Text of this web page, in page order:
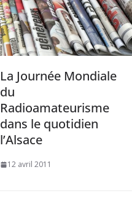
La Journée Mondiale
du
Radioamateurisme
dans le quotidien
l’Alsace
12 avril 2011